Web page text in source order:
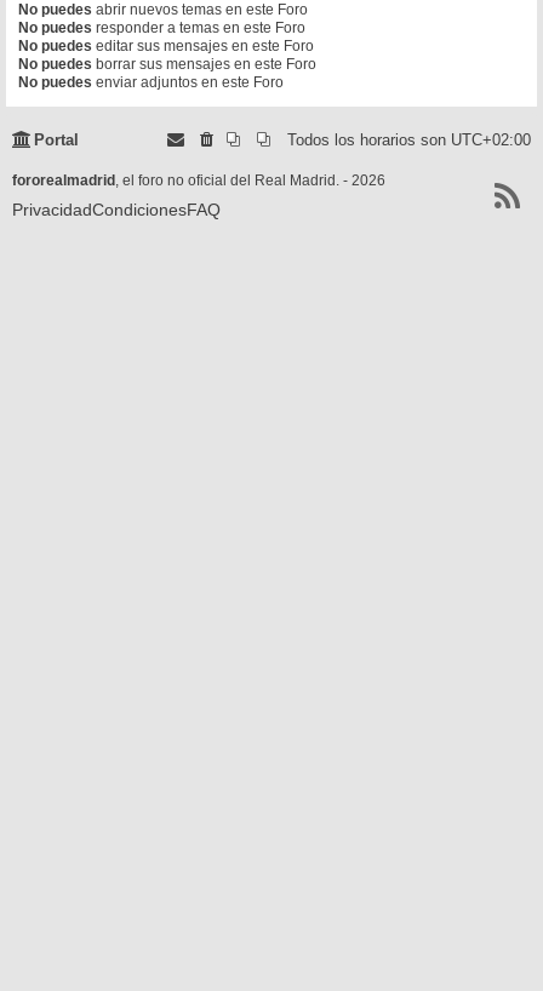
No puedes abrir nuevos temas en este Foro
No puedes responder a temas en este Foro
No puedes editar sus mensajes en este Foro
No puedes borrar sus mensajes en este Foro
No puedes enviar adjuntos en este Foro
Portal Todos los horarios son UTC+02:00
fororealmadrid , el foro no oficial del Real Madrid. - 2026
PrivacidadCondicionesFAQ